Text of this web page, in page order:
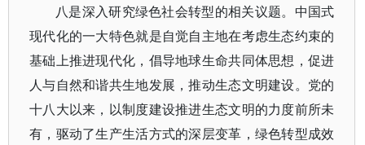
八是深入研究绿色社会转型的相关议题。中国式
现代化的一大特色就是自觉自主地在考虑生态约束的
基础上推进现代化，倡导地球生命共同体思想，促进
人与自然和谐共生地发展，推动生态文明建设。党的
十八大以来，以制度建设推进生态文明的力度前所未
有，驱动了生产生活方式的深层变革，绿色转型成效